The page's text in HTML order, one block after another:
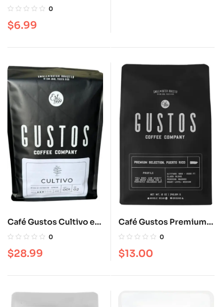
Intense Blend molido 12
oz
0
$6.99
Café Gustos Cultivo en
grano 2 Lbs.
0
$28.99
Café Gustos Premium
en grano12 oz
0
$13.00